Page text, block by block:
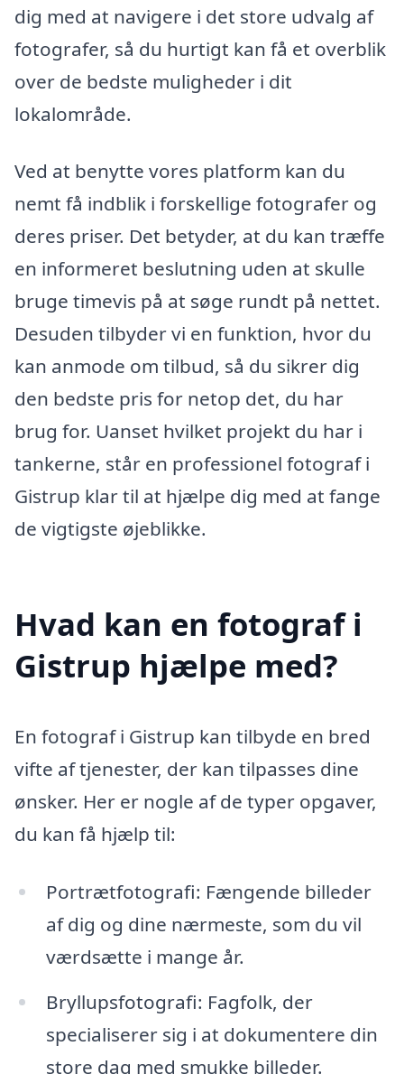
dig med at navigere i det store udvalg af
fotografer, så du hurtigt kan få et overblik
over de bedste muligheder i dit
lokalområde.
Ved at benytte vores platform kan du
nemt få indblik i forskellige fotografer og
deres priser. Det betyder, at du kan træffe
en informeret beslutning uden at skulle
bruge timevis på at søge rundt på nettet.
Desuden tilbyder vi en funktion, hvor du
kan anmode om tilbud, så du sikrer dig
den bedste pris for netop det, du har
brug for. Uanset hvilket projekt du har i
tankerne, står en professionel fotograf i
Gistrup klar til at hjælpe dig med at fange
de vigtigste øjeblikke.
Hvad kan en fotograf i
Gistrup hjælpe med?
En fotograf i Gistrup kan tilbyde en bred
vifte af tjenester, der kan tilpasses dine
ønsker. Her er nogle af de typer opgaver,
du kan få hjælp til:
Portrætfotografi: Fængende billeder
af dig og dine nærmeste, som du vil
værdsætte i mange år.
Bryllupsfotografi: Fagfolk, der
specialiserer sig i at dokumentere din
store dag med smukke billeder.